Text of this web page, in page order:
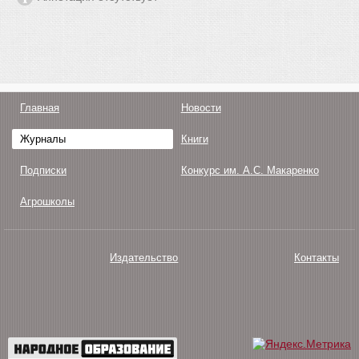
Главная Новости
Журналы Книги
Подписки Конкурс им. А.С. Макаренко
Агрошколы
Издательство Контакты